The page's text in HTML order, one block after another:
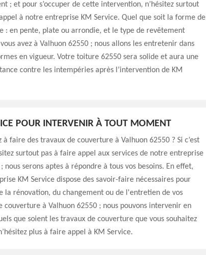
; et pour s’occuper de cette intervention, n’hésitez surtout
à notre entreprise KM Service. Quel que soit la forme de
: en pente, plate ou arrondie, et le type de revêtement
avez à Valhuon 62550 ; nous allons les entretenir dans
en vigueur. Votre toiture 62550 sera solide et aura une
contre les intempéries après l’intervention de KM
POUR INTERVENIR À TOUT MOMENT
à faire des travaux de couverture à Valhuon 62550 ? Si c’est
surtout pas à faire appel aux services de notre entreprise
nous serons aptes à répondre à tous vos besoins. En effet,
KM Service dispose des savoir-faire nécessaires pour
la rénovation, du changement ou de l'entretien de vos
couverture à Valhuon 62550 ; nous pouvons intervenir en
que soient les travaux de couverture que vous souhaitez
plus à faire appel à KM Service.